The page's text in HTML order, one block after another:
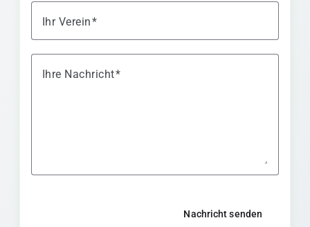
Ihr Verein
Ihre Nachricht
Nachricht senden